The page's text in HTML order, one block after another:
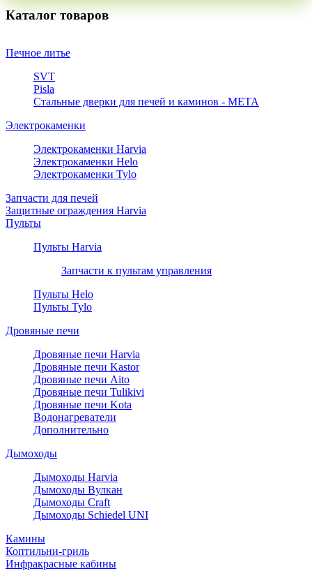
Каталог товаров
Печное литье
SVT
Pisla
Стальные дверки для печей и каминов - META
Электрокаменки
Электрокаменки Harvia
Электрокаменки Helo
Электрокаменки Tylo
Запчасти для печей
Защитные ограждения Harvia
Пульты
Пульты Harvia
Запчасти к пультам управления
Пульты Helo
Пульты Tylo
Дровяные печи
Дровяные печи Harvia
Дровяные печи Kastor
Дровяные печи Aito
Дровяные печи Tulikivi
Дровяные печи Kota
Водонагреватели
Дополнительно
Дымоходы
Дымоходы Harvia
Дымоходы Вулкан
Дымоходы Craft
Дымоходы Schiedel UNI
Камины
Коптильни-гриль
Инфракрасные кабины